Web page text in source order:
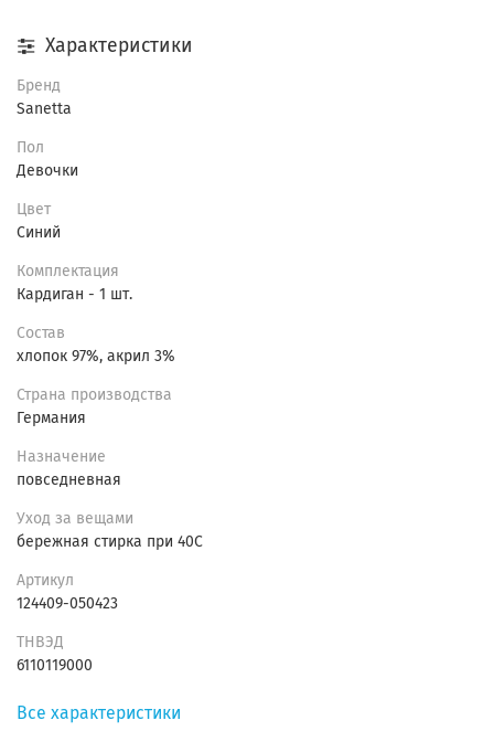
Характеристики
Бренд
Sanetta
Пол
Девочки
Цвет
Синий
Комплектация
Кардиган - 1 шт.
Состав
хлопок 97%, акрил 3%
Страна производства
Германия
Назначение
повседневная
Уход за вещами
бережная стирка при 40С
Артикул
124409-050423
ТНВЭД
6110119000
Все характеристики